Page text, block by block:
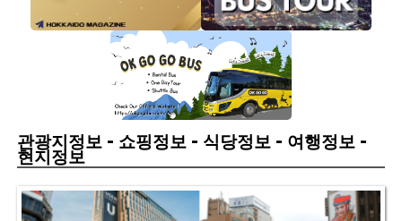
관광지정보- 쇼핑정보- 식당정보- 여행정보-
현지정보